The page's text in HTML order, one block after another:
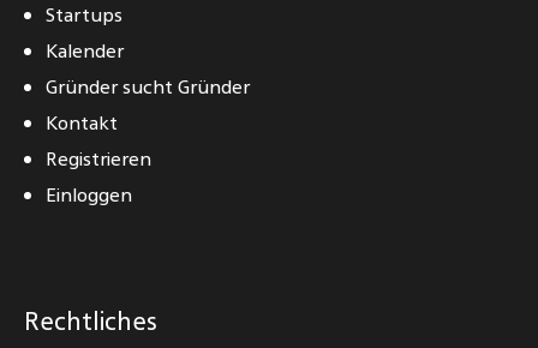
Startups
Kalender
Gründer sucht Gründer
Kontakt
Registrieren
Einloggen
Rechtliches